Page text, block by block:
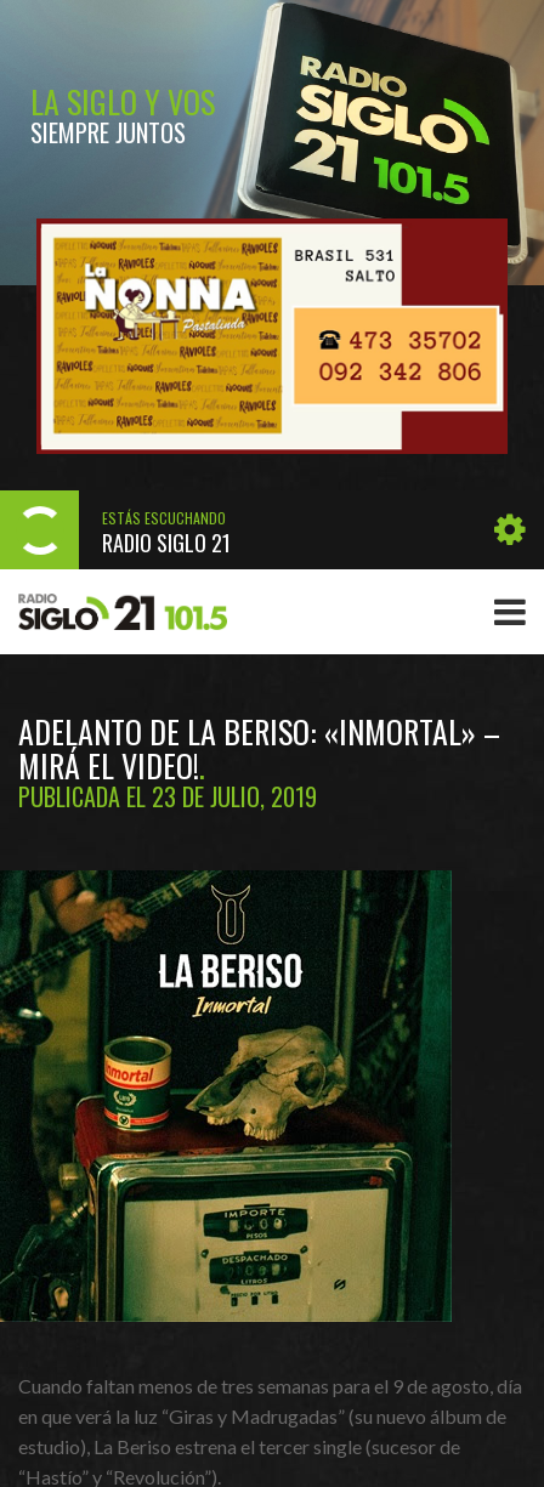
LA SIGLO Y VOS
SIEMPRE JUNTOS
ESTÁS ESCUCHANDO
RADIO SIGLO 21
ADELANTO DE LA BERISO: «INMORTAL» –
MIRÁ EL VIDEO!
PUBLICADA EL 23 DE JULIO, 2019
Cuando faltan menos de tres semanas para el 9 de agosto, día
en que verá la luz “Giras y Madrugadas” (su nuevo álbum de
estudio), La Beriso estrena el tercer single (sucesor de
“Hastío” y “Revolución”).